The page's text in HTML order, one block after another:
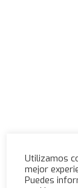
Utilizamos
mejor
Puedes